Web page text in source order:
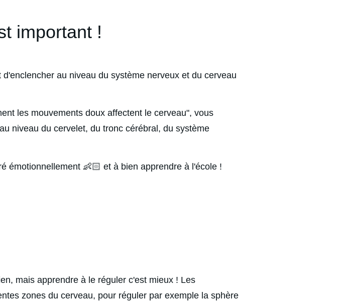
important !
au niveau du système nerveux et du cerveau
les mouvements doux affectent le cerveau", vous
niveau du cervelet, du tronc cérébral, du système
émotionnellement 👶🏻 et à bien apprendre à l'école !
mais apprendre à le réguler c'est mieux ! Les
zones du cerveau, pour réguler par exemple la sphère